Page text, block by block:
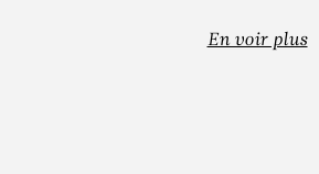
En voir plus